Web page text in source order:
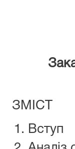
ЗМІСТ
Вступ